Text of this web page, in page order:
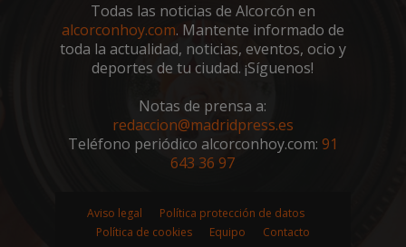
Todas las noticias de Alcorcón en
alcorconhoy.com. Mantente informado de
toda la actualidad, noticias, eventos, ocio y
deportes de tu ciudad. ¡Síguenos!
Notas de prensa a:
redaccion@madridpress.es
Teléfono periódico alcorconhoy.com: 91
643 36 97
Aviso legal
Política protección de datos
Política de cookies
Equipo Contacto
.spotify.com